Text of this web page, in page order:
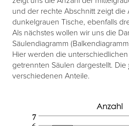
und der rechte Abschnitt zeigt die
dunkelgrauen Tische, ebenfalls
Als nächstes wollen wir uns die
Säulendiagramm
Hier werden die
getrennten Säulen dargestellt. Die
verschiedenen Anteile.